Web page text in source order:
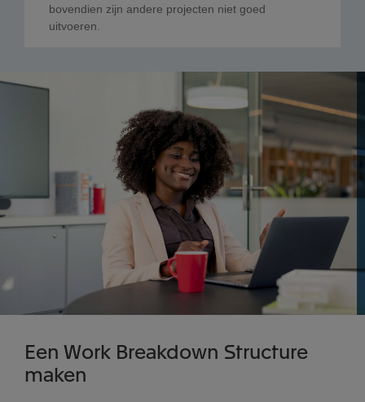
bovendien zijn andere projecten niet goed
uitvoeren.
Een Work Breakdown Structure
maken